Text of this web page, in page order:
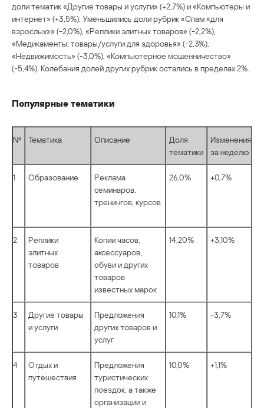
доли тематик «Другие товары и услуги» (+2,7%) и «Компьютеры и
интернет» (+3,5%). Уменьшились доли рубрик «Спам «для
взрослых»» (-2,0%), «Реплики элитных товаров» (-2,2%),
«Медикаменты; товары/услуги для здоровья» (-2,3%),
«Недвижимость» (-3,0%), «Компьютерное мошенничество»
(-5,4%). Колебания долей других рубрик остались в пределах 2%.
Популярные тематики
№ Тематика Описание
Доля
тематики
Изменения
за неделю
1 Образование
Реклама
семинаров,
тренингов, курсов
26,0% +0,7%
2
Реплики
элитных
товаров
Копии часов,
аксессуаров,
обуви и других
товаров
известных марок
14,20% +3,10%
3
Другие товары
и услуги
Предложения
других товаров и
услуг
10,1% -3,7%
4
Отдых и
путешествия
Предложения
туристических
поездок, а также
организации и
10,0% +1,1%